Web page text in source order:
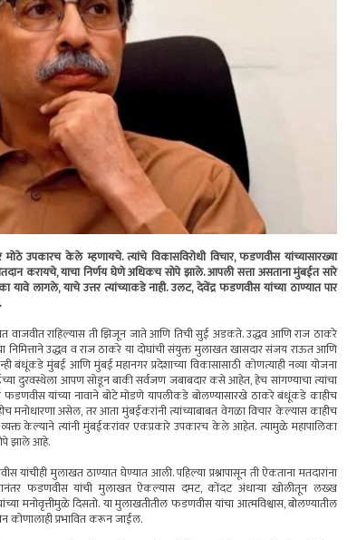
उपकारच केले म्हणायचे. त्यांचे विकासविरोधी विचार, फडणवीस यांच्यासारख्या
करायचे, याचा निर्णय घेणे अधिकच सोपे झाले. आपली सत्ता असताना मुंबईत सारे
लागले, याचे उत्तर त्यांच्याकडे नाही. उलट, देवेंद्र फडणवीस यांच्या ठाण्यात पार
वाजवीत राहिल्यास ती झिजून जाते आणि तिची सुई अडकते. उद्धव आणि राज ठाकरे
उद्धव व राज ठाकरे या दोघांची संयुक्त मुलाखत खासदार संजय राऊत आणि
बंधूंकडे मुंबई आणि मुंबई महानगर प्रदेशाच्या विकासासाठी कोणत्याही नव्या योजना
दुरवस्थेला आपण सोडून बाकी सर्वजण जबाबदार कसे आहेत, हेच सांगण्याचा त्यांचा
यांच्या नावाने बोटे मोडणे यापलीकडे बोलण्यासारखे ठाकरे बंधूंकडे काहीच
मनोधारणा असेल, तर आता मुंबईकरांनी त्यांच्याबाबत वेगळा विचार केल्यास काहीच
केल्याने त्यांनी मुंबईकरांवर एकप्रकारे उपकारच केले आहेत. त्यामुळे महापालिका
झाले आहे.
यांचीही मुलाखत ठाण्यात घेण्यात आली. पहिल्या प्रश्नापासून ती ऐकताना मतदारांना
फडणवीस यांची मुलाखत ऐकल्यास दमट, कोंदट अंधार्‍या खोलीतून लख्ख
मनोवृत्तीमुळे दिसतो. या मुलाखतीतील फडणवीस यांचा आत्मविश्वास, बोलण्यातील
कोणालाही प्रभावित करून जाईल.